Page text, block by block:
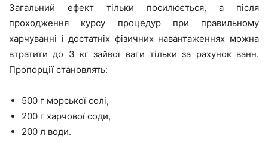
Загальний ефект тільки посилюється, а після
проходження курсу процедур при правильному
харчуванні і достатніх фізичних навантаженнях можна
втратити до 3 кг зайвої ваги тільки за рахунок ванн.
Пропорції становлять:
500 г морської солі,
200 г харчової соди,
200 л води.